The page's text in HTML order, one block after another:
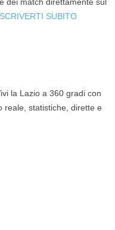
SUBITO
la Lazio a 360 gradi con
reale, statistiche, dirette e